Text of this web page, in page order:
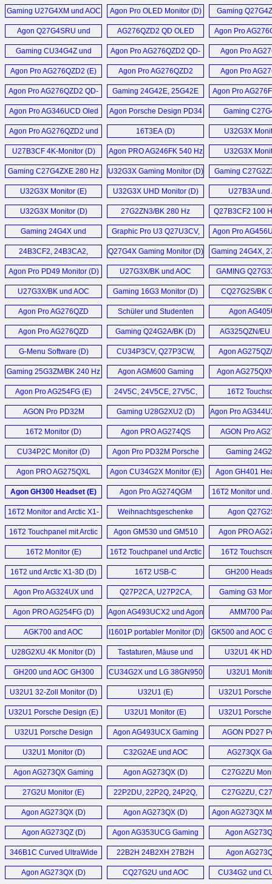
Agon Pro AG326UZD2 (D)
Agon Pro AG346UCD
16T20E2 Monitor (D)
Q27G4ZD 280 Hz QD OLED
Monitor (D)
AG346UCD QD-OLED
Monitor (D)
Mehr Sonstige News ...
Agon Pro AG276UZD (D)
V4 Serie Monitor (D)
U32P2, AOC U28P2A, AOC
Q32P2 (D)
im Team mit Red Bull Racing
Esports (D)
16T2 Touchscreen
Monitor (D)
Mehr Sponsoren News ...
27G4ZR, 27G4ZRE
Monitor (D)
Monitor (D)
Monitor
Gaming U27G4XM und AOC
Gaming 25G4KUR
Monitor (D)
Agon Pro OLED Monitor (D)
Gaming
Q27G4SDR
Agon Q27G4SRU und
U32G4U (D)
AG276QZD2 QD OLED
Monitor (D)
Agon Pro
Gaming CU34G4Z und
25G4SXU (D)
Agon Pro AG276QZD2 QD-
OLED Monitor (E)
Agon Pro
Monitor
Agon Pro AG276QZD2 (E)
Agon Pro AG276QZD2
Monitor (E)
Agon Pro
Monitor
Agon Pro AG276QZD2 QD-
OLED Monitor (D)
Gaming 24G42E, 25G42E
und 27G42E (D)
Agon Pro
Monitor
Agon Pro AG346UCD Oled
Monitor (D)
Agon Porsche Design PD34
Gaming Monitor (D)
Gaming
CQ27G4X,
CQ32G4VE
Agon Pro AG276QZD2 und
Agon Pro AG326UD
Monitor (D)
16T3EA (D) U32G3X
U27B3CF 4K-Monitor (D)
Agon PRO AG246FK 540 Hz
und AG256FS 390 Hz
Monitor (D)
U32G3X
Gaming C27G4ZXE 280 Hz
Monitor (D)
U32G3X Gaming Monitor (D)
Gaming
Hz Curved
Monitor
U32G3X Monitor (E) U32G3X UHD Monitor (D)
U27B3A und
U27B3AF
U32G3X Monitor (D)
27G2ZN3/BK 280 Hz
Monitor (D)
Q27B3CF2 100
Monitor
Gaming 24G4X und
27G4XE (D)
Graphic Pro U3 Q27U3CV,
U27U3CV, U32U3CV
Monitor (D)
Agon Pro
Hz 800R Gaming
24B3CF2, 24B3CA2,
27B3CF2, 27B3CA2 Office
Monitor (D)
Q27G4X Gaming Monitor (D)
Gaming 24G4X,
Hz (D)
Agon Pro PD49 Monitor (D)
U27G3X/BK und AOC
U32G3X/BK Monitor (D)
GAMING
Monitor
U27G3X/BK und AOC
U32G3X/BK Monitor (D)
Gaming 16G3 Monitor (D)
CQ27G2S/BK
Monitor
Agon Pro AG276QZD
Monitor (E)
Schüler und Studenten
Monitor Line-up (D)
Agon
Monitor
Agon Pro AG276QZD
Monitor (D)
Gaming Q24G2A/BK (D)
AG325QZN/EU
Monitor
G-Menu Software (D)
CU34P3CV, Q27P3CW,
Q27P3CV, Q27P3QW,
24P3CW, 24P3CV und
24P3QW (D)
Agon
AG275QZN/
Gaming 25G3ZM/BK 240 Hz
Monitor (D)
Agon AGM600 Gaming
Maus (D)
Agon
Agon Pro AG254FG (E)
24V5C, 24V5CE, 27V5C,
27V5CE, Q27V5C,
Q32V5CE (D)
16T2
Monitor
AGON Pro PD32M
Monitor (D)
Gaming U28G2XU2 (D)
Agon Pro
Gaming
16T2 Monitor (D)
Agon PRO AG274QS
Monitor (D)
AGON Pro
Monitor
CU34P2C Monitor (D)
Agon Pro PD32M Porsche
Design Monitor (D)
Gaming
27G2SPU,
27G2SPAE
Agon PRO AG275QXL
Monitor (D)
Agon CU34G2X Monitor (E) Agon GH401
Agon GH300 Headset (E)
Agon Pro AG274QGM
Monitor (D)
16T2 Monitor und
3D
16T2 Monitor and Arctic X1-
3D (E)
Weihnachtsgeschenke
Ideen (D)
Agon
16T2 Touchpanel mit Arctic
X1-3D (D)
Agon GM530 und GM510
und GH401 (D)
Agon PRO
AG274UXP,
16T2 Monitor (E)
16T2 Touchpanel und Arctic
X1-3D Monitorarm (D)
16T2
16T2 und Arctic X1-3D (D)
16T2 USB-C
Touchscreen (D)
GH200
Agon Pro AG324UX und
AG274FZ eSports
Monitor (D)
Q27P2CA, U27P2CA,
Q32P2CA, U32P2CA
Monitor (D)
Gaming G3
Agon PRO AG254FG (D)
Agon AG493UCX2 und Agon
AG493QCX (D)
AMM700
AGK700 and AOC
AGM700 (E)
I1601P portabler Monitor (D) GK500 and AOC
U28G2XU 4K Monitor (D)
Tastaturen, Mäuse und
Mousepads (D)
U32U1 4K
Monitor
GH200 und AOC GH300
Gaming Headsets (D)
CU34G2X und LG 38GN950
im Widescreen Monitore (D)
U32U1
U32U1 32-Zoll Monitor (D) U32U1 (E)
U32U1
Monitor
U32U1 Porsche Design (E)
U32U1 Monitor (E)
U32U1
Monitor
U32U1 Porsche Design
Monitor (D)
Agon AG493UCX Gaming
Monitor (D)
AGON PD27
Design Gaming
U32U1 Monitor (D)
C32G2AE und AOC
Cq32g2se Monitor (D)
AG273QX
Monitor
Agon AG273QX Gaming
Monitor (D)
Agon AG273QX (D) C27G2ZU
27G2U Monitor (E)
22P2DU, 22P2Q, 24P2Q,
24P2C, Q24P2Q, 27P2Q,
Q27P2Q (D)
C27G2ZU,
24G2ZE,
C32G2ZE
Agon AG273QX (D) Agon AG273QX (D) Agon AG273QX
Agon AG273QZ (D)
Agon AG353UCG Gaming
Monitor (D)
Agon
346B1C Curved UltraWide
Monitor (E)
22B2H 24B2XH 27B2H
Monitore (D)
Agon
Agon AG273QX (D)
CQ27G2U und AOC
CU34G2 und